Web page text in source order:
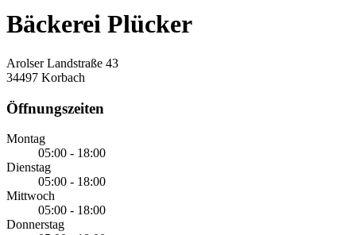
Bäckerei Plücker
Arolser Landstraße 43
34497 Korbach
Öffnungszeiten
Montag
05:00 - 18:00
Dienstag
05:00 - 18:00
Mittwoch
05:00 - 18:00
Donnerstag